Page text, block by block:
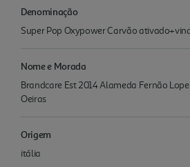
Denominação
Super Pop Oxypower Carvão
Nome e Morada
Brandcare Est 2014 Alameda Fernão
Oeiras
Origem
itália